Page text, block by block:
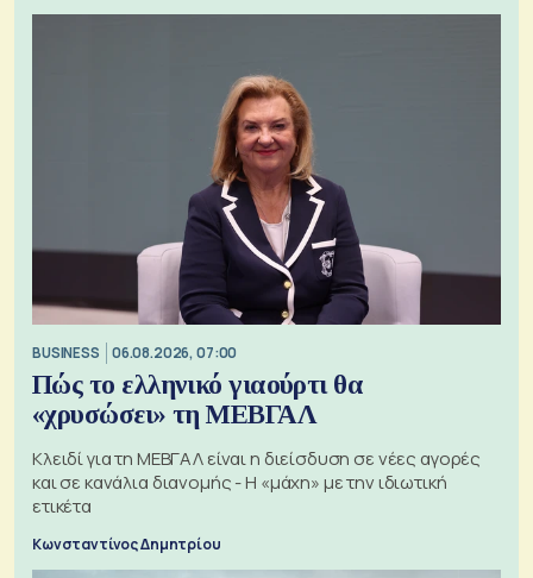
BUSINESS 06.08.2026, 07:00
Πώς το ελληνικό γιαούρτι θα
«χρυσώσει» τη ΜΕΒΓΑΛ
Κλειδί για τη ΜΕΒΓΑΛ είναι η διείσδυση σε νέες αγορές
και σε κανάλια διανομής - Η «μάχη» με την ιδιωτική
ετικέτα
Κωνσταντίνος Δημητρίου